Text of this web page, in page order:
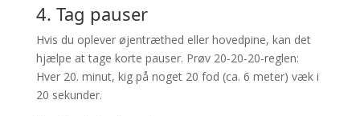
4. Tag pauser
Hvis du oplever øjentræthed eller hovedpine, kan det
hjælpe at tage korte pauser. Prøv 20-20-20-reglen:
Hver 20. minut, kig på noget 20 fod (ca. 6 meter) væk i
20 sekunder.